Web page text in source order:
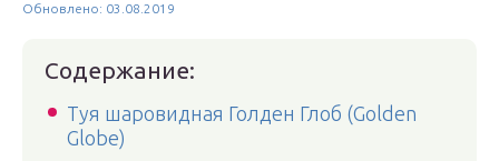
Обновлено: 03.08.2019
Содержание:
Туя шаровидная Голден Глоб (Golden
Globe)